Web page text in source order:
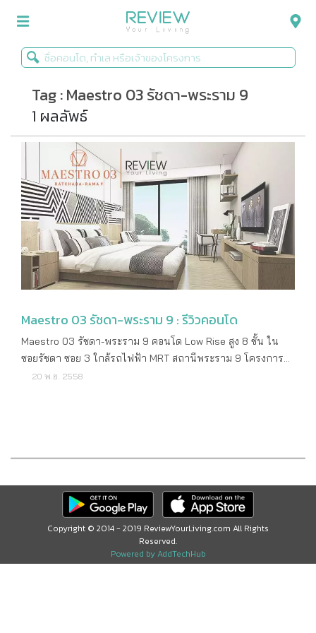
รีวิวคอนโด
รีวิวบ้าน
รีวิวทาวน์โฮม
Life+Style
Infographic
ข่าวโปรโมชั่น
Tag : Maestro 03 รัชดา-พระราม 9
1 ผลลัพธ์
Maestro 03 รัชดา-พระราม 9 : รีวิวคอนโด
Maestro 03 รัชดา-พระราม 9 คอนโด Low Rise สูง 8 ชั้น ใน
ซอยรัชดา ซอย 3 ใกล้รถไฟฟ้า MRT สถานีพระราม 9 โครงการ
ใหม่ จาก Major Development รายละเอียดโครงการ ราคาเริ่ม
ซอยรัชดาภิเษก 3 ถนนรัชดาภิเษก แขวงดินแดง เขตดินแดง
เดือนกรกฎาคม 2560 ค่าส่วนกลาง 65 บาท/ตารางเมตร ค่า
กองทุน 650 บาท/ตารางเมตร สถานที่สำคัญใกล้เคียง สถาน
ฑูตจีน เอสพลานาด รัชดา ฟอร์จูน ทาวน์เวอร์ เซ็นทรัล พระราม 9
MRT พระราม 9 เทสโก้ โลตัส Big C ศูนย์วัฒนธรรมแห่ง
ประเทศไทย ลักษณะห้องและขนาดห้อง 1 Bedroom ขนาด 29 -
20 พ.ย. 2558
Copyright © 2014 - 2019 ReviewYourLiving.com All Rights
Reserved.
Powered by AddTechHub